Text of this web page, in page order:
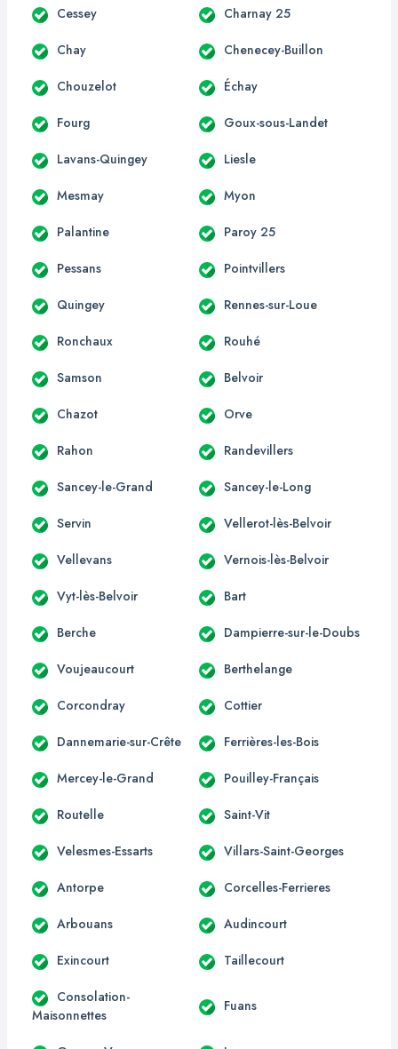
Cessey Charnay 25
Chay Chenecey-Buillon
Chouzelot Échay
Fourg Goux-sous-Landet
Lavans-Quingey Liesle
Mesmay Myon
Palantine Paroy 25
Pessans Pointvillers
Quingey Rennes-sur-Loue
Ronchaux Rouhé
Samson Belvoir
Chazot Orve
Rahon Randevillers
Sancey-le-Grand Sancey-le-Long
Servin Vellerot-lès-Belvoir
Vellevans Vernois-lès-Belvoir
Vyt-lès-Belvoir Bart
Berche Dampierre-sur-le-Doubs
Voujeaucourt Berthelange
Corcondray Cottier
Dannemarie-sur-Crête Ferrières-les-Bois
Mercey-le-Grand Pouilley-Français
Routelle Saint-Vit
Velesmes-Essarts Villars-Saint-Georges
Antorpe Corcelles-Ferrieres
Arbouans Audincourt
Exincourt Taillecourt
Consolation-
Maisonnettes
Fuans